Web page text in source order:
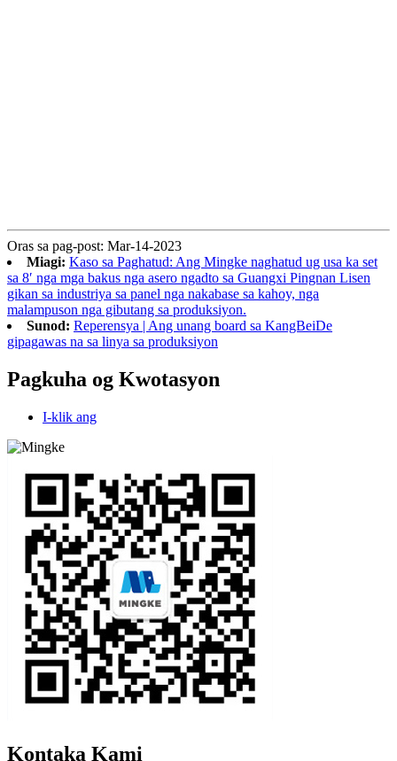
Oras sa pag-post: Mar-14-2023
Miagi: Kaso sa Paghatud: Ang Mingke naghatud ug usa ka set
sa 8′ nga mga bakus nga asero ngadto sa Guangxi Pingnan Lisen
gikan sa industriya sa panel nga nakabase sa kahoy, nga
malampuson nga gibutang sa produksiyon.
Sunod: Reperensya | Ang unang board sa KangBeiDe
gipagawas na sa linya sa produksiyon
Pagkuha og Kwotasyon
I-klik ang
Kontaka Kami